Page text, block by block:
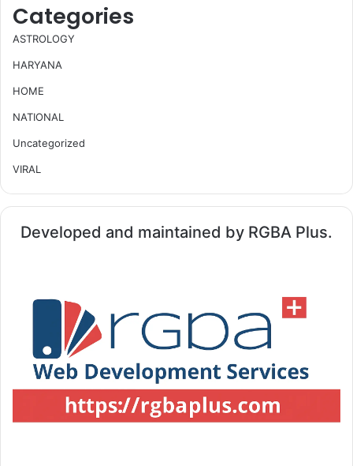
Categories
ASTROLOGY
HARYANA
HOME
NATIONAL
Uncategorized
VIRAL
Developed and maintained by RGBA Plus.